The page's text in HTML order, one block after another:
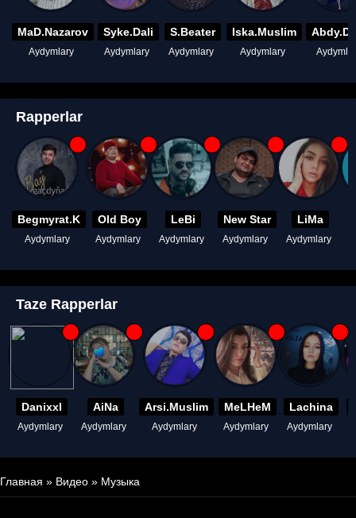
MaD.Nazarov
Aydymlary
Syke.Dali
Aydymlary
S.Beater
Aydymlary
Iska.Muslim
Aydymlary
Rapperlar
Begmyrat.K
Aydymlary
Old Boy
Aydymlary
LeBi
Aydymlary
New Star
Aydymlary
LiMa
Aydymlary
Taze Rapperlar
Danixxl
Aydymlary
AiNa
Aydymlary
Arsi.Muslim
Aydymlary
MeLHeM
Aydymlary
Lachina
Aydymlary
Главная » Видео » Музыка